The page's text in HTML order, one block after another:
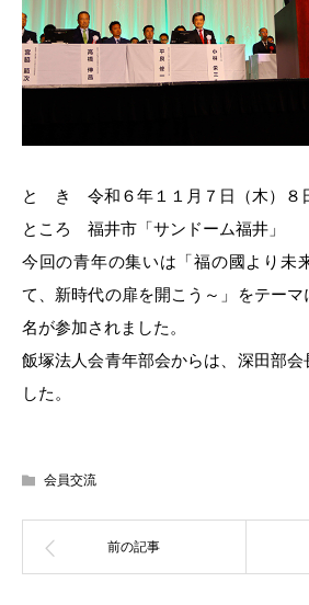
と き 令和６年１１月７日（木）８
ところ 福井市「サンドーム福井」
今回の青年の集いは「福の國より未
て、新時代の扉を開こう～」をテーマ
名が参加されました。
飯塚法人会青年部会からは、深田部会
した。
会員交流